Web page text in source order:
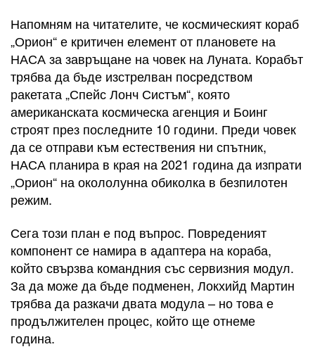
Напомням на читателите, че космическият кораб
„Орион“ е критичен елемент от плановете на
НАСА за завръщане на човек на Луната. Корабът
трябва да бъде изстрелван посредством
ракетата „Спейс Лонч Систъм“, която
американската космическа агенция и Боинг
строят през последните 10 години. Преди човек
да се отправи към естествения ни спътник,
НАСА планира в края на 2021 година да изпрати
„Орион“ на окололунна обиколка в безпилотен
режим.
Сега този план е под въпрос. Повреденият
компонент се намира в адаптера на кораба,
който свързва командния със сервизния модул.
За да може да бъде подменен, Локхийд Мартин
трябва да разкачи двата модула – но това е
продължителен процес, който ще отнеме
година.